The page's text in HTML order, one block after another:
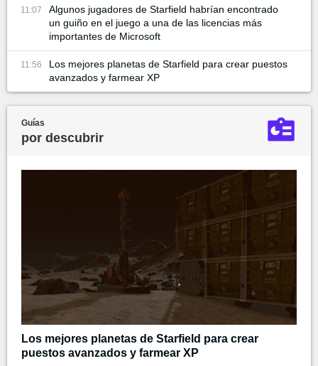
11:07
Algunos jugadores de Starfield habrían encontrado
un guiño en el juego a una de las licencias más
importantes de Microsoft
11:56
Los mejores planetas de Starfield para crear puestos
avanzados y farmear XP
Guías
por descubrir
Los mejores planetas de Starfield para crear
puestos avanzados y farmear XP